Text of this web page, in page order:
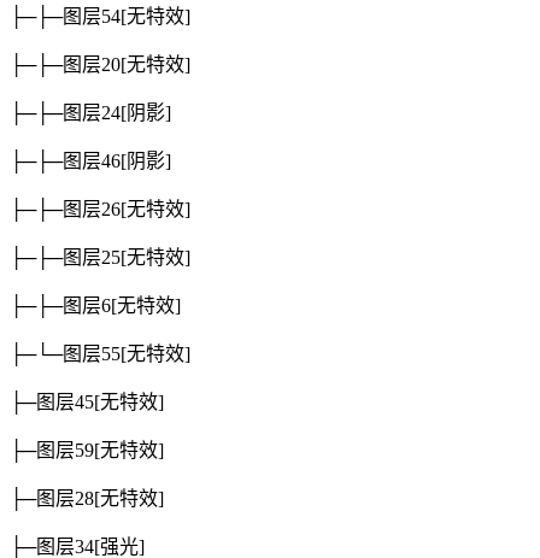
├─├─图层54[无特效]
├─├─图层20[无特效]
├─├─图层24[阴影]
├─├─图层46[阴影]
├─├─图层26[无特效]
├─├─图层25[无特效]
├─├─图层6[无特效]
├─└─图层55[无特效]
├─图层45[无特效]
├─图层59[无特效]
├─图层28[无特效]
├─图层34[强光]